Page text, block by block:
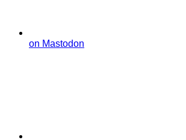
on Mastodon